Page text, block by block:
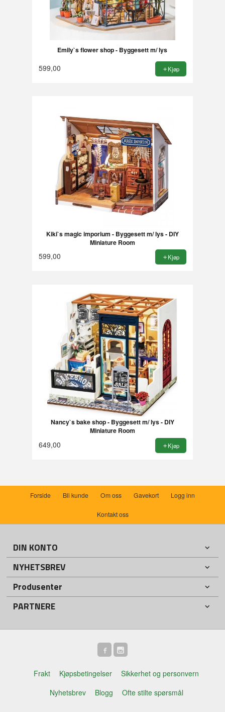
Emily`s flower shop - Byggesett m/ lys
599,00 Kjøp
Kiki`s magic imporium - Byggesett m/ lys - DIY
Miniature Room
599,00 Kjøp
Nancy`s bake shop - Byggesett m/ lys - DIY
Miniature Room
649,00 Kjøp
Forside Bli kunde Om oss Gavekort Logg inn
Kontakt oss
DIN KONTO
NYHETSBREV
Produsenter
PARTNERE
Frakt Kjøpsbetingelser
Sikkerhet og personvern
Nyhetsbrev
Blogg Ofte stilte spørsmål